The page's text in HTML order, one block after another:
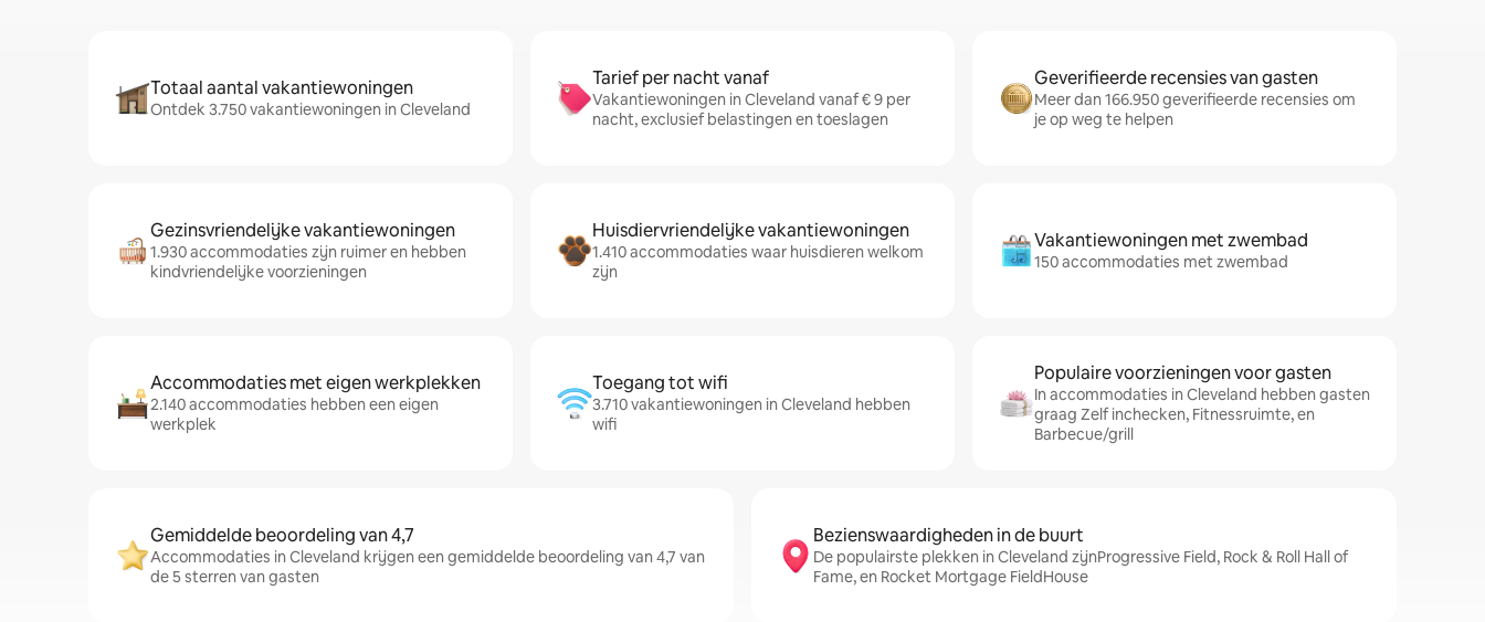
Totaal aantal vakantiewoningen
Ontdek 3.750 vakantiewoningen in Cleveland
Tarief per nacht vanaf
Vakantiewoningen in Cleveland vanaf € 9 per
nacht, exclusief belastingen en toeslagen
Geverifieerde recensies van gasten
Meer dan 166.950 geverifieerde recensies om
je op weg te helpen
Gezinsvriendelijke vakantiewoningen
1.930 accommodaties zijn ruimer en hebben
kindvriendelijke voorzieningen
Huisdiervriendelijke vakantiewoningen
1.410 accommodaties waar huisdieren welkom
zijn
Vakantiewoningen met zwembad
150 accommodaties met zwembad
Accommodaties met eigen werkplekken
2.140 accommodaties hebben een eigen
werkplek
Toegang tot wifi
3.710 vakantiewoningen in Cleveland hebben
wifi
Populaire voorzieningen voor gasten
In accommodaties in Cleveland hebben gasten
graag Zelf inchecken, Fitnessruimte, en
Barbecue/grill
Gemiddelde beoordeling van 4,7
Accommodaties in Cleveland krijgen een gemiddelde beoordeling van 4,7 van
de 5 sterren van gasten
Bezienswaardigheden in de buurt
De populairste plekken in Cleveland zijnProgressive Field, Rock & Roll Hall of
Fame, en Rocket Mortgage FieldHouse